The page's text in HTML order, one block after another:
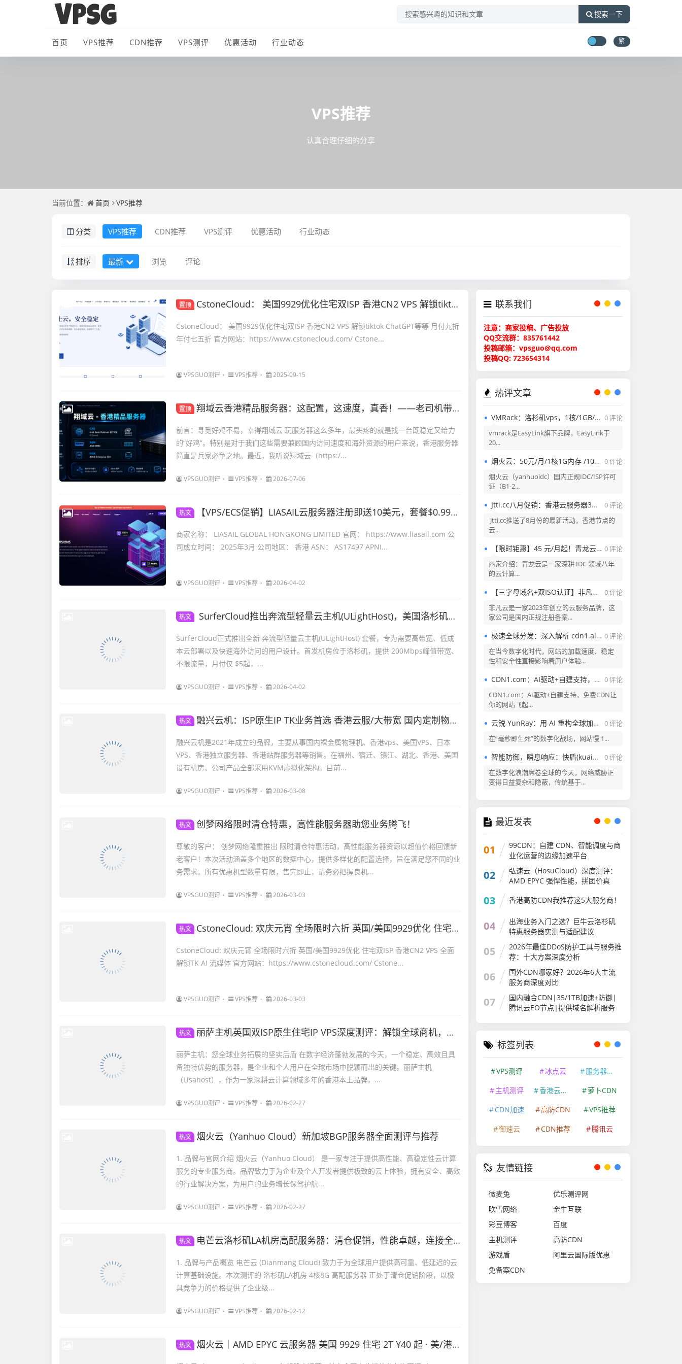
搜索一下
首页 VPS推荐 CDN推荐 VPS测评 优惠活动 行业动态 繁
VPS推荐
认真合理仔细的分享
当前位置： 首页 VPS推荐
分类 VPS推荐 CDN推荐 VPS测评 优惠活动 行业动态
排序 最新 浏览 评论
置顶 CstoneCloud： 美国9929优化住宅双ISP 香港CN2 VPS 解锁tiktok ChatGPT等等 月付九折 年付七五折
CstoneCloud： 美国9929优化住宅双ISP 香港CN2 VPS 解锁tiktok ChatGPT等等 月付九折
年付七五折 官方网站：https://www.cstonecloud.com/ Cstone...
VPSGUO测评 VPS推荐 2025-09-15
置顶 翔域云香港精品服务器：这配置，这速度，真香！——老司机带你深度体验
前言：寻觅好鸡不易，幸得翔域云 玩服务器这么多年，最头疼的就是找一台既稳定又给力
的“好鸡”。特别是对于我们这些需要兼顾国内访问速度和海外资源的用户来说，香港服务器
简直是兵家必争之地。最近，我听说翔域云（https:/...
VPSGUO测评 VPS推荐 2026-07-06
热文 【VPS/ECS促销】LIASAIL云服务器注册即送10美元，套餐$0.99/月起，高性能海外云服务器
商家名称： LIASAIL GLOBAL HONGKONG LIMITED 官网： https://www.liasail.com 公
司成立时间： 2025年3月 公司地区： 香港 ASN： AS17497 APNI...
VPSGUO测评 VPS推荐 2026-04-02
热文 SurferCloud推出奔流型轻量云主机(ULightHost)，美国洛杉矶机房，200Mbps带宽不限流量月付仅$5起
SurferCloud正式推出全新 奔流型轻量云主机(ULightHost) 套餐，专为需要高带宽、低成
本云部署以及快速海外访问的用户设计。首发机房位于洛杉矶，提供 200Mbps峰值带宽、
不限流量，月付仅 $5起，...
VPSGUO测评 VPS推荐 2026-04-02
热文 融兴云机：ISP原生IP TK业务首选 香港云服/大带宽 国内定制物理机
融兴云机是2021年成立的品牌，主要从事国内裸金属物理机、香港vps、美国VPS、日本
VPS、香港独立服务器、香港站群服务器等销售。在福州、宿迁、镇江、湖北、香港、美国
设有机房。公司产品全部采用KVM虚拟化架构。目前...
VPSGUO测评 VPS推荐 2026-03-08
热文 创梦网络限时清仓特惠，高性能服务器助您业务腾飞！
尊敬的客户： 创梦网络隆重推出 限时清仓特惠活动，高性能服务器资源以超值价格回馈新
老客户！本次活动涵盖多个地区的数据中心，提供多样化的配置选择，旨在满足您不同的业
务需求。所有优惠机型数量有限，售完即止，请务必把握良机...
VPSGUO测评 VPS推荐 2026-03-03
热文 CstoneCloud: 欢庆元宵 全场限时六折 英国/美国9929优化 住宅双ISP 香港CN2 VPS 全面解锁TK AI 流媒体
CstoneCloud: 欢庆元宵 全场限时六折 英国/美国9929优化 住宅双ISP 香港CN2 VPS 全面
解锁TK AI 流媒体 官方网站：https://www.cstonecloud.com/ Cstone...
VPSGUO测评 VPS推荐 2026-03-03
热文 丽萨主机英国双ISP原生住宅IP VPS深度测评：解锁全球商机，畅享极速体验
丽萨主机：您全球业务拓展的坚实后盾 在数字经济蓬勃发展的今天，一个稳定、高效且具
备独特优势的服务器，是企业和个人用户在全球市场中脱颖而出的关键。丽萨主机
（Lisahost），作为一家深耕云计算领域多年的香港本土品牌，...
VPSGUO测评 VPS推荐 2026-02-27
热文 烟火云（Yanhuo Cloud）新加坡BGP服务器全面测评与推荐
1. 品牌与官网介绍 烟火云（Yanhuo Cloud） 是一家专注于提供高性能、高稳定性云计算
服务的专业服务商。品牌致力于为企业及个人开发者提供极致的云上体验，拥有安全、高效
的行业解决方案，为用户的业务增长保驾护航...
VPSGUO测评 VPS推荐 2026-02-27
热文 电芒云洛杉矶LA机房高配服务器：清仓促销，性能卓越，连接全球
1. 品牌与产品概览 电芒云 (Dianmang Cloud) 致力于为全球用户提供高可靠、低延迟的云
计算基础设施。本次测评的 洛杉矶LA机房 4核8G 高配服务器 正处于清仓促销阶段，以极
具竞争力的价格提供了企业级...
VPSGUO测评 VPS推荐 2026-02-12
热文 烟火云｜AMD EPYC 云服务器 美国 9929 住宅 2T ¥40 起 · 美/港/日大宽带 · 国内多节点
联系我们
注意：商家投稿、广告投放
QQ交流群：835761442
投稿邮箱：vpsguo@qq.com
投稿QQ: 723654314
热评文章
0 评论
VMRack：洛杉矶vps，1核/1GB/50GB/300GB@200Mbps带宽，$3/月，AS9929+CMIN2+电信CN2 GIA线路等其它产品，含测评报告！
vmrack是EasyLink旗下品牌，EasyLink于
20...
0 评论
烟火云：50元/月/1核1G内存 /10G SSD空间/2TB流量/100Mbps端口/KVM/美国NTT双ISP家宽/CMIN2&9929评测（量大3x元）
烟火云（yanhuoidc）国内正规IDC/ISP许可
证（B1-2...
0 评论
Jtti.cc八月促销：香港云服务器3折，最低月付$2.77起，香港专用服务器限时特价$148
Jtti.cc推送了8月份的最新活动，香港节点的
云...
0 评论
【限时钜惠】45 元/月起！青龙云襄阳电信云服务器 — 4C4G10M 200G 高防
商家介绍：青龙云是一家深耕 IDC 领域八年
的云计算...
0 评论
【三字母域名+双ISO认证】非凡云洛杉矶VPS深度测评：CN2/9929/CMIN2三线加持，4核4G仅20元起？
非凡云是一家2023年创立的云服务品牌，这
家公司是国内正规注册备案...
0 评论
极速全球分发：深入解析 cdn1.ai 的产品优势与应用场景
在当今数字化时代，网站的加载速度、稳定
性和安全性直接影响着用户体验...
0 评论
CDN1.com：AI驱动+自建支持，免费CDN让你的网站飞起来！
CDN1.com：AI驱动+自建支持，免费CDN让
你的网站飞起...
0 评论
云锐 YunRay：用 AI 重构全球加速与安全的新范式
在“毫秒即生死”的数字化战场，网站慢 1...
0 评论
智能防御，瞬息响应：快盾(kuaidun.ai) —— 新一代AI驱动的云安全平台
在数字化浪潮席卷全球的今天，网络威胁正
变得日益复杂和隐蔽，传统基于...
最近发表
01
99CDN：自建 CDN、智能调度与商
业化运营的边缘加速平台
02
弘速云（HosuCloud）深度测评：
AMD EPYC 强悍性能，拼团价真
03 香港高防CDN我推荐这5大服务商！
04
出海业务入门之选？巨牛云洛杉矶
特惠服务器实测与适配建议
05
2026年最佳DDoS防护工具与服务推
荐：十大方案深度分析
06
国外CDN哪家好？2026年6大主流
服务商深度对比
07
国内融合CDN|35/1TB加速+防御|
腾讯云EO节点|提供域名解析服务
标签列表
VPS测评 冰点云
服务器测评
主机测评
香港云服务器
萝卜CDN
CDN加速
高防CDN
VPS推荐
御速云
CDN推荐 腾讯云
友情链接
微麦兔
优乐测评网
吹雪网络
金牛互联
彩豆博客
百度
主机测评
高防CDN
游戏盾
阿里云国际版优惠
免备案CDN